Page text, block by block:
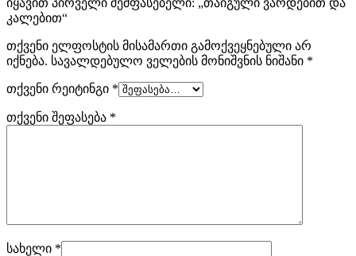
კალებით“
თქვენი ელფოსტის მისამართი გამოქვეყნებული არ
იქნება. სავალდებულო ველების მონიშვნის ნიშანი *
თქვენი რეიტინგი *
თქვენი შეფასება *
სახელი *